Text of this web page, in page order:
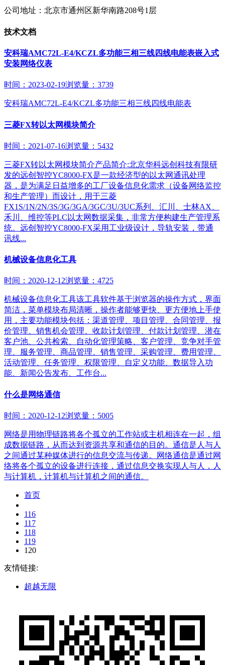
公司地址：北京市通州区新华南路208号1层
技术文档
安科瑞AMC72L-E4/KCZL多功能三相三线四线电能表嵌入式
安装网络仪表
时间：2023-02-19浏览量：3739
安科瑞AMC72L-E4/KCZL多功能三相三线四线电能表
三菱FX转以太网模块简介
时间：2021-07-16浏览量：5432
三菱FX转以太网模块简介产品简介:北京华科远创科技有限研
发的远创智控YC8000-FX是一款经济型的以太网通讯处理
器，是为满足日益增多的工厂设备信息化需求（设备网络监控
和生产管理）而设计，用于三菱
FX1S/1N/2N/3S/3G/3GA/3GC/3U/3UC系列、汇川、士林AX、
禾川、维控等PLC以太网数据采集，非常方便构建生产管理系
统。远创智控YC8000-FX采用工业级设计，导轨安装，带通
讯线...
机械设备信息化工具
时间：2020-12-12浏览量：4725
机械设备信息化工具该工具软件基于浏览器的操作方式，界面
简洁，菜单模块布局清晰，操作者能够更快、更方便地上手使
用，主要功能模块包括：渠道管理、项目管理、合同管理、报
价管理、销售机会管理、收款计划管理、付款计划管理、潜在
客户池、公共检索、自动化管理策略、客户管理、竞争对手管
理、服务管理、商品管理、销售管理、采购管理、费用管理、
活动管理、任务管理、权限管理、自定义功能、数据导入功
能、新闻公告发布、工作台...
什么是网络通信
时间：2020-12-12浏览量：5005
网络是用物理链路将各个孤立的工作站或主机相连在一起，组
成数据链路，从而达到资源共享和通信的目的。通信是人与人
之间通过某种媒体进行的信息交流与传递。网络通信是通过网
络将各个孤立的设备进行连接，通过信息交换实现人与人，人
与计算机，计算机与计算机之间的通信。
首页
116
117
118
119
120
友情链接:
超越无限